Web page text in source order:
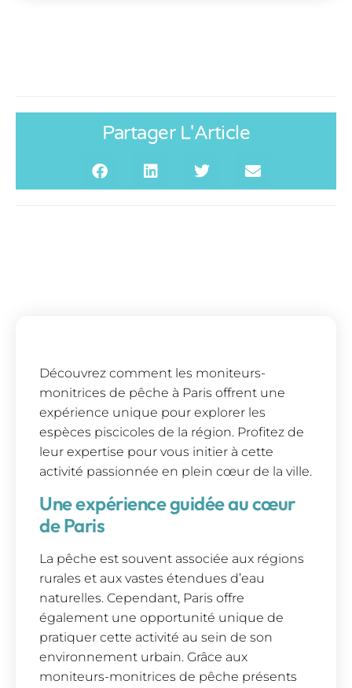
Partager L'Article
Découvrez comment les moniteurs-
monitrices de pêche à Paris offrent une
expérience unique pour explorer les
espèces piscicoles de la région. Profitez de
leur expertise pour vous initier à cette
activité passionnée en plein cœur de la ville.
Une expérience guidée au cœur
de Paris
La pêche est souvent associée aux régions
rurales et aux vastes étendues d’eau
naturelles. Cependant, Paris offre
également une opportunité unique de
pratiquer cette activité au sein de son
environnement urbain. Grâce aux
moniteurs-monitrices de pêche présents